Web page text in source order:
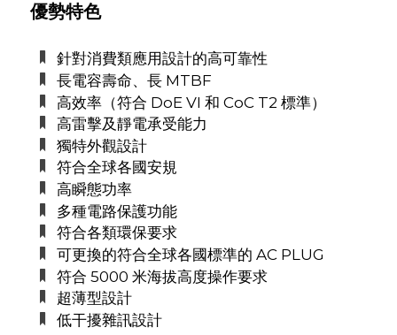
優勢特色
針對消費類應用設計的高可靠性
長電容壽命、長 MTBF
高效率（符合 DoE VI 和 CoC T2 標準）
高雷擊及靜電承受能力
獨特外觀設計
符合全球各國安規
高瞬態功率
多種電路保護功能
符合各類環保要求
可更換的符合全球各國標準的 AC PLUG
符合 5000 米海拔高度操作要求
超薄型設計
低干擾雜訊設計